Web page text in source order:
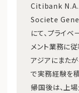
Citibank N.A.
Societe
にて、プライ
メント業務に
アジアにまた
で実務経験を積
帰国後は、上